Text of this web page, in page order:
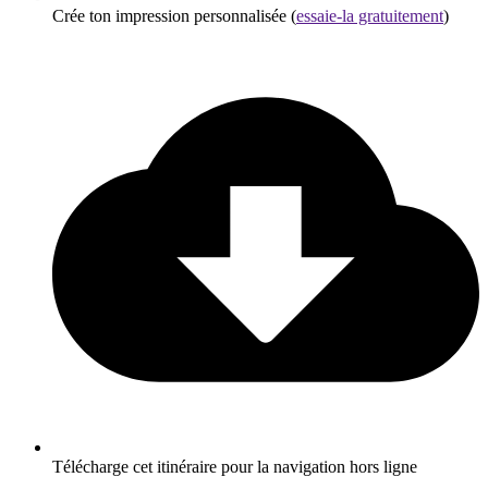
Crée ton impression personnalisée (essaie-la gratuitement)
Télécharge cet itinéraire pour la navigation hors ligne